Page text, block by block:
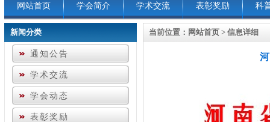
网站首页 学会简介 学术交流 表彰奖励 科
新闻分类
通知公告
学术交流
学会动态
表彰奖励
当前位置： 网站首页 > 信息详细